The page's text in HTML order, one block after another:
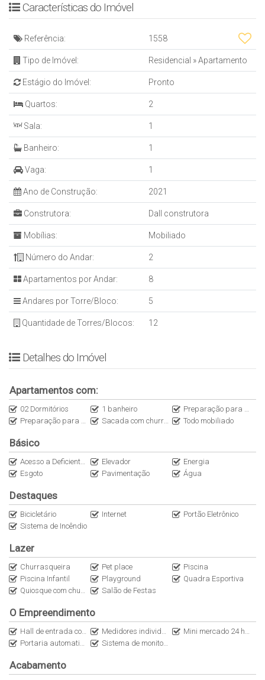
convivência
📍 Localização privilegiada, próximo a comércios, serviços e com
fácil acesso às principais vias
💫 A oportunidade perfeita para quem busca qualidade de vida em
um condomínio seguro!
📞 Agende sua visita e conheça este incrível apartamento!
Características do Imóvel
Referência: 1558
Tipo de Imóvel: Residencial »Apartamento
Estágio do Imóvel: Pronto
Quartos: 2
Sala: 1
Banheiro: 1
Vaga: 1
Ano de Construção: 2021
Construtora: Dall construtora
Mobílias: Mobiliado
Número do Andar: 2
Apartamentos por Andar: 8
Andares por Torre/Bloco: 5
Quantidade de Torres/Blocos: 12
Detalhes do Imóvel
Apartamentos com:
02 Dormitórios 1 banheiro
Preparação para Split nos dormitórios
Preparação para split na sala e dormitórios
Sacada com churrasqueira a carvão Todo mobiliado
Básico
Acesso a Deficientes Elevador
Energia
Esgoto
Pavimentação Água
Destaques
Bicicletário Internet
Portão Eletrônico
Sistema de Incêndio
Lazer
Churrasqueira Pet place
Piscina
Piscina Infantil
Playground
Quadra Esportiva
Quiosque com churrasqueira
Salão de Festas
O Empreendimento
Hall de entrada com pé direito duplo Medidores individuais de água, luz e gás
Mini mercado 24 horas.
Portaria automatizada
Sistema de monitoramento por câmeras
Acabamento